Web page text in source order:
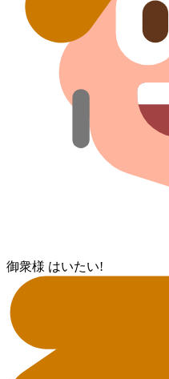
御衆様 はいたい!